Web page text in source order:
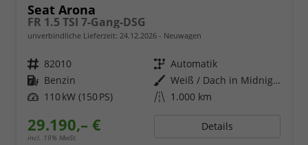
Seat Arona
FR 1.5 TSI 7-Gang-DSG
unverbindliche Lieferzeit: 24.12.2026 Neuwagen
Fahrzeugnr. 82010 Getriebe Automatik
Kraftstoff Benzin Außenfarbe
Weiß / Dach in Midnight Schwarz
Leistung 110 kW (150 PS) Kilometerstand 1.000 km
29.190,– €
incl. 19% MwSt.
Details